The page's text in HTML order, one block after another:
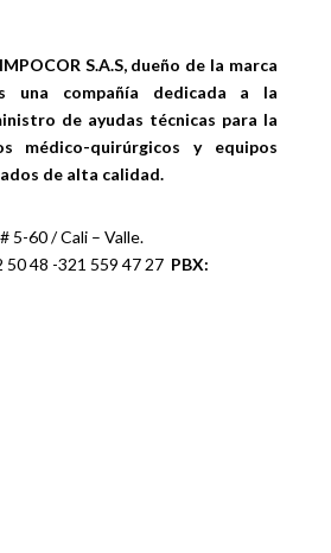
S.A.S, dueño de la marca
una compañía dedicada a la
de ayudas técnicas para la
médico-quirúrgicos y equipos
de alta calidad.
5-60 / Cali – Valle.
50 48 -321 559 47 27 PBX: